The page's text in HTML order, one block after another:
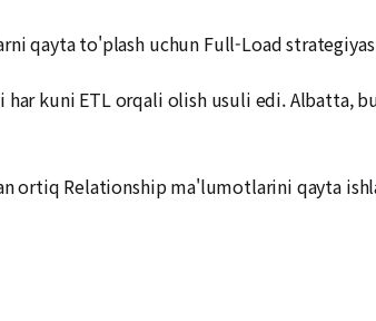
qayta to'plash uchun Full-Load
kuni ETL orqali olish usuli edi. Albatta,
ortiq Relationship ma'lumotlarini qayta